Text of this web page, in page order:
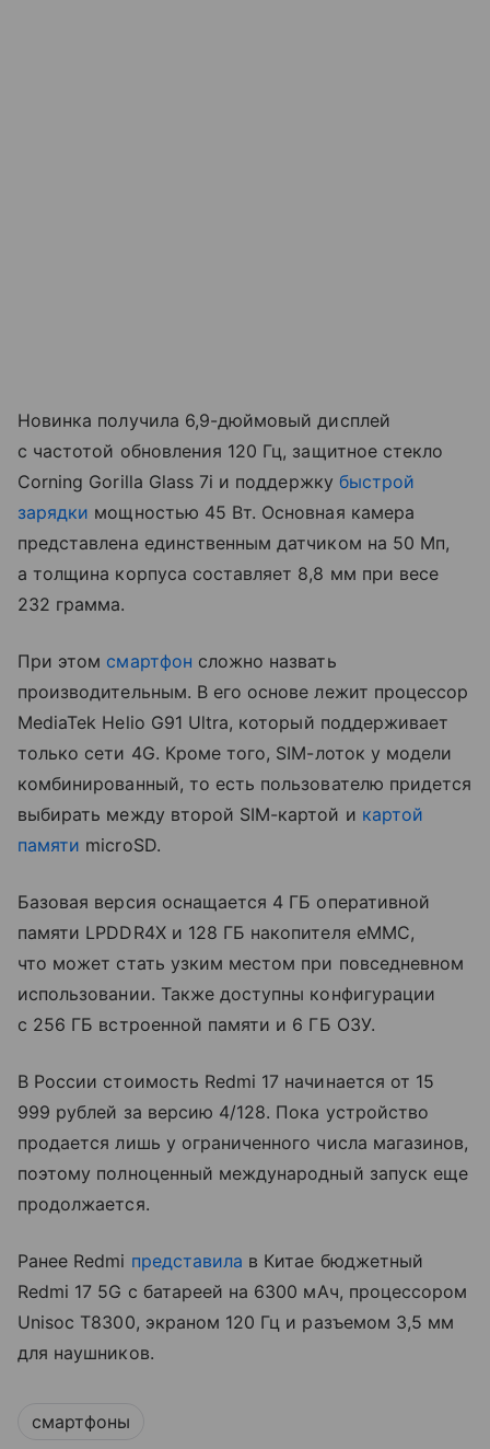
Новинка получила 6,9-дюймовый дисплей
с частотой обновления 120 Гц, защитное стекло
Corning Gorilla Glass 7i и поддержку быстрой
зарядки мощностью 45 Вт. Основная камера
представлена единственным датчиком на 50 Мп,
а толщина корпуса составляет 8,8 мм при весе
232 грамма.
При этом смартфон сложно назвать
производительным. В его основе лежит процессор
MediaTek Helio G91 Ultra, который поддерживает
только сети 4G. Кроме того, SIM-лоток у модели
комбинированный, то есть пользователю придется
выбирать между второй SIM-картой и картой
памяти microSD.
Базовая версия оснащается 4 ГБ оперативной
памяти LPDDR4X и 128 ГБ накопителя eMMC,
что может стать узким местом при повседневном
использовании. Также доступны конфигурации
с 256 ГБ встроенной памяти и 6 ГБ ОЗУ.
В России стоимость Redmi 17 начинается от 15
999 рублей за версию 4/128. Пока устройство
продается лишь у ограниченного числа магазинов,
поэтому полноценный международный запуск еще
продолжается.
Ранее Redmi представила в Китае бюджетный
Redmi 17 5G с батареей на 6300 мАч, процессором
Unisoc T8300, экраном 120 Гц и разъемом 3,5 мм
для наушников.
смартфоны